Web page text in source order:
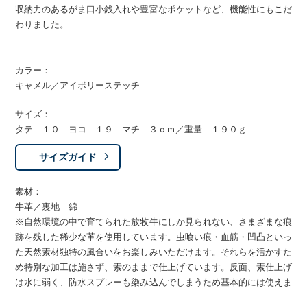
収納力のあるがま口小銭入れや豊富なポケットなど、機能性にもこだ
わりました。
カラー：
キャメル／アイボリーステッチ
サイズ：
タテ １０ ヨコ １９ マチ ３ｃｍ／重量 １９０ｇ
サイズガイド
素材：
牛革／裏地 綿
※自然環境の中で育てられた放牧牛にしか見られない、さまざまな痕
跡を残した稀少な革を使用しています。虫喰い痕・血筋・凹凸といっ
た天然素材独特の風合いをお楽しみいただけます。それらを活かすた
め特別な加工は施さず、素のままで仕上げています。反面、素仕上げ
は水に弱く、防水スプレーも染み込んでしまうため基本的には使えま